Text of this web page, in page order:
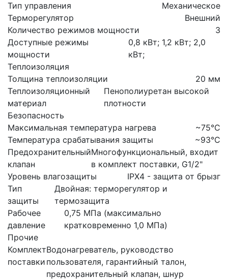
Тип управления
Механическое
Терморегулятор
Внешний
Количество режимов мощности
3
Доступные режимы
мощности
0,8 кВт; 1,2 кВт; 2,0
кВт;
Теплоизоляция
Толщина теплоизоляции
20 мм
Теплоизоляционный
материал
Пенополиуретан высокой
плотности
Безопасность
Максимальная температура нагрева
~75°C
Температура срабатывания защиты
~93°C
Предохранительный
клапан
Многофункциональный, входит
в комплект поставки, G1/2"
Уровень влагозащиты
IPX4 - защита от брызг
Тип
защиты
Двойная: терморегулятор и
термозащита
Рабочее
давление
0,75 МПа (максимально
кратковременно 1,0 МПа)
Прочие
Комплект
поставки
Водонагреватель, руководство
пользователя, гарантийный талон,
предохранительный клапан, шнур